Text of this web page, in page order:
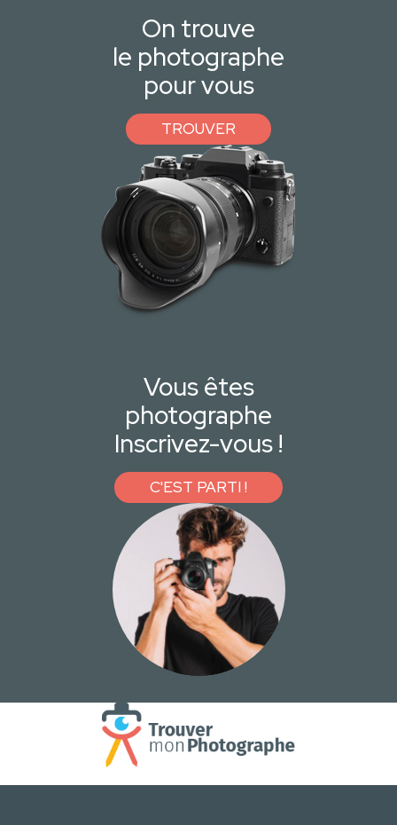
On trouve
le photographe
pour vous
TROUVER
Vous êtes
photographe
Inscrivez-vous !
C'EST PARTI !